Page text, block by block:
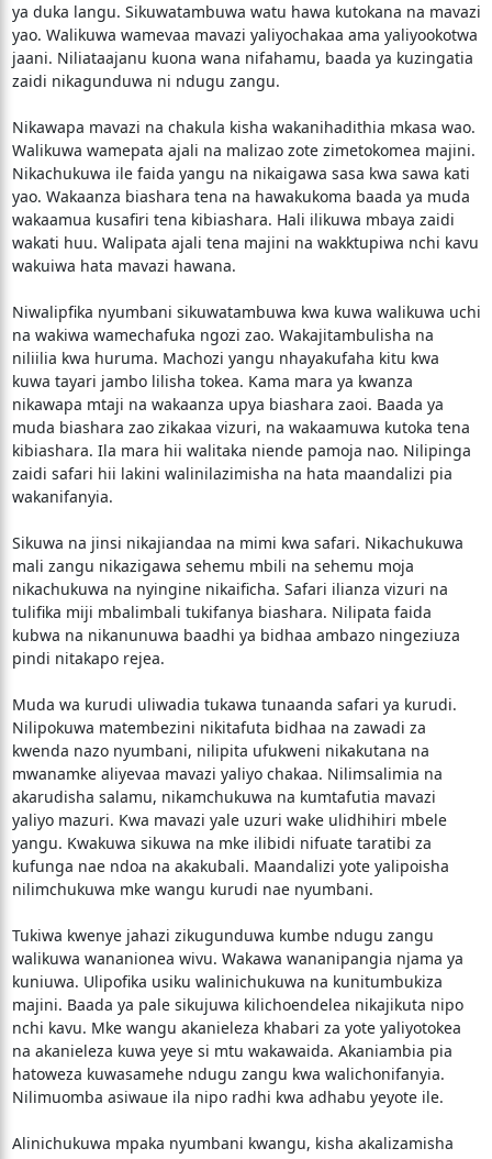
ya duka langu. Sikuwatambuwa watu hawa kutokana na mavazi
yao. Walikuwa wamevaa mavazi yaliyochakaa ama yaliyookotwa
jaani. Niliataajanu kuona wana nifahamu, baada ya kuzingatia
zaidi nikagunduwa ni ndugu zangu.
Nikawapa mavazi na chakula kisha wakanihadithia mkasa wao.
Walikuwa wamepata ajali na malizao zote zimetokomea majini.
Nikachukuwa ile faida yangu na nikaigawa sasa kwa sawa kati
yao. Wakaanza biashara tena na hawakukoma baada ya muda
wakaamua kusafiri tena kibiashara. Hali ilikuwa mbaya zaidi
wakati huu. Walipata ajali tena majini na wakktupiwa nchi kavu
wakuiwa hata mavazi hawana.
Niwalipfika nyumbani sikuwatambuwa kwa kuwa walikuwa uchi
na wakiwa wamechafuka ngozi zao. Wakajitambulisha na
niliilia kwa huruma. Machozi yangu nhayakufaha kitu kwa
kuwa tayari jambo lilisha tokea. Kama mara ya kwanza
nikawapa mtaji na wakaanza upya biashara zaoi. Baada ya
muda biashara zao zikakaa vizuri, na wakaamuwa kutoka tena
kibiashara. Ila mara hii walitaka niende pamoja nao. Nilipinga
zaidi safari hii lakini walinilazimisha na hata maandalizi pia
wakanifanyia.
Sikuwa na jinsi nikajiandaa na mimi kwa safari. Nikachukuwa
mali zangu nikazigawa sehemu mbili na sehemu moja
nikachukuwa na nyingine nikaificha. Safari ilianza vizuri na
tulifika miji mbalimbali tukifanya biashara. Nilipata faida
kubwa na nikanunuwa baadhi ya bidhaa ambazo ningeziuza
pindi nitakapo rejea.
Muda wa kurudi uliwadia tukawa tunaanda safari ya kurudi.
Nilipokuwa matembezini nikitafuta bidhaa na zawadi za
kwenda nazo nyumbani, nilipita ufukweni nikakutana na
mwanamke aliyevaa mavazi yaliyo chakaa. Nilimsalimia na
akarudisha salamu, nikamchukuwa na kumtafutia mavazi
yaliyo mazuri. Kwa mavazi yale uzuri wake ulidhihiri mbele
yangu. Kwakuwa sikuwa na mke ilibidi nifuate taratibi za
kufunga nae ndoa na akakubali. Maandalizi yote yalipoisha
nilimchukuwa mke wangu kurudi nae nyumbani.
Tukiwa kwenye jahazi zikugunduwa kumbe ndugu zangu
walikuwa wananionea wivu. Wakawa wananipangia njama ya
kuniuwa. Ulipofika usiku walinichukuwa na kunitumbukiza
majini. Baada ya pale sikujuwa kilichoendelea nikajikuta nipo
nchi kavu. Mke wangu akanieleza khabari za yote yaliyotokea
na akanieleza kuwa yeye si mtu wakawaida. Akaniambia pia
hatoweza kuwasamehe ndugu zangu kwa walichonifanyia.
Nilimuomba asiwaue ila nipo radhi kwa adhabu yeyote ile.
Alinichukuwa mpaka nyumbani kwangu, kisha akalizamisha